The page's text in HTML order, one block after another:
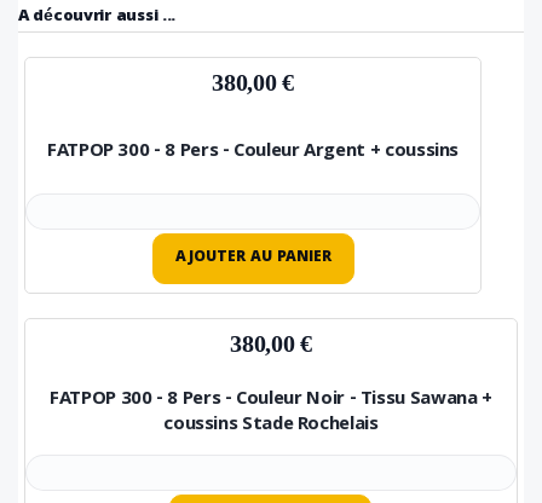
A découvrir aussi ...
380,00 €
FATPOP 300 - 8 Pers - Couleur Argent + coussins
AJOUTER AU PANIER
380,00 €
FATPOP 300 - 8 Pers - Couleur Noir - Tissu Sawana +
coussins Stade Rochelais